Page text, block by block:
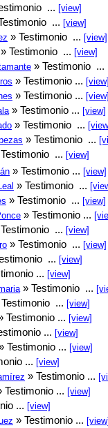
... [view]
... [view]
» Testimonio ... [view]
» Testimonio ... [view]
» Testimonio ...
» Testimonio ... [view]
» Testimonio ... [view]
» Testimonio ... [view]
» Testimonio ...
» Testimonio ...
... [view]
» Testimonio ... [view]
» Testimonio ...
» Testimonio ... [view]
» Testimonio ...
... [view]
» Testimonio ... [view]
... [view]
... [view]
» Testimonio ...
... [view]
Testimonio ... [view]
... [view]
Testimonio ... [view]
... [view]
» Testimonio ...
Testimonio ... [view]
... [view]
» Testimonio ... [view]